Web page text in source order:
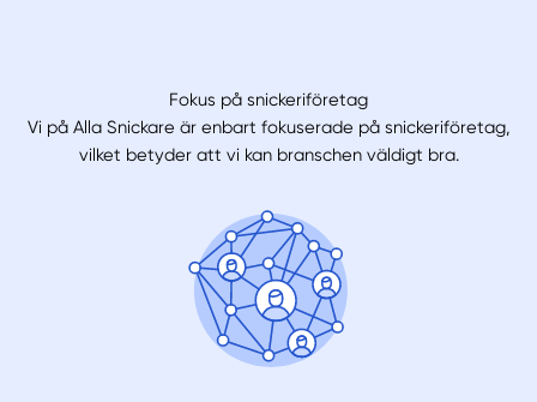
Fokus på snickeriföretag
Vi på Alla Snickare är enbart fokuserade på snickeriföretag,
vilket betyder att vi kan branschen väldigt bra.